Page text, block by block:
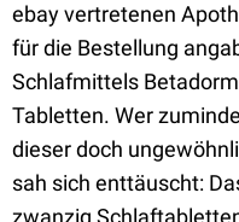
ebay vertretenen
für die Bestellung
Schlafmittels
Tabletten. Wer
dieser doch
sah sich enttäuscht:
zwanzig